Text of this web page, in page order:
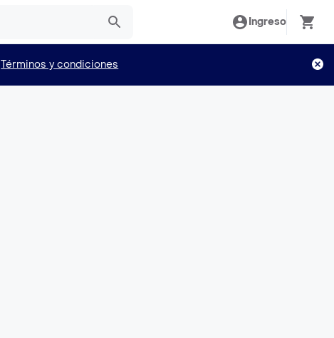
Ingreso
Términos y condiciones